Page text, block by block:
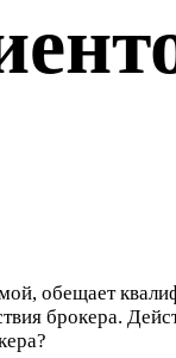
обещает
брокера.